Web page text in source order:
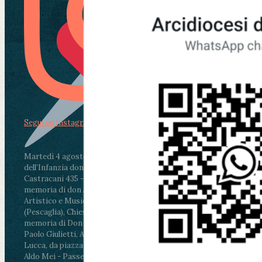
Martedì 4 agosto2026
ore 11:30 - Lucca, Scuola
dell’Infanzia don Aldo Mei - Viale Castruccio
Castracani 435 - Inaugurazione murales in
memoria di don Aldo Mei curato dal Liceo
Artistico e Musicale “Passaglia”
ore 18 - Fiano
(Pescaglia), Chiesa parrocchiale - Messa in
memoria di Don Aldo Mei celebrata da mons.
Paolo Giulietti, Arcivescovo di Lucca
ore 20.30 -
Lucca, da piazza San Michele al Cippo di don
Aldo Mei - Passeggiata della Memoria in alcuni
Segui su Instagram